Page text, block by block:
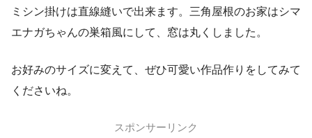
ミシン掛けは直線縫いで出来ます。三角屋根のお家はシマ
エナガちゃんの巣箱風にして、窓は丸くしました。
お好みのサイズに変えて、ぜひ可愛い作品作りをしてみて
くださいね。
スポンサーリンク